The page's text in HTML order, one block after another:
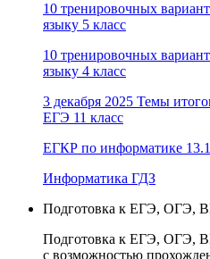
10 тренировочных
языку 5 класс
10 тренировочных
языку 4 класс
3 декабря 2025 Темы
ЕГЭ 11 класс
ЕГКР по информатике
Информатика ГДЗ
Подготовка к ЕГЭ, ОГЭ,
Подготовка к ЕГЭ, ОГЭ,
с возможностью